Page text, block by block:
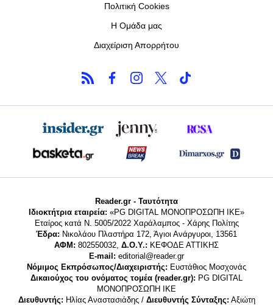
Πολιτική Cookies
Η Ομάδα μας
Διαχείριση Απορρήτου
Reader.gr - Ταυτότητα
Ιδιοκτήτρια εταιρεία: «PG DIGITAL MONΟΠΡΟΣΩΠΗ ΙΚΕ»
Εταίρος κατά Ν. 5005/2022 Χαράλαμπος - Χάρης Πολίτης
Έδρα: Νικολάου Πλαστήρα 172, Άγιοι Ανάργυροι, 13561
ΑΦΜ: 802550032, Δ.Ο.Υ.: ΚΕΦΟΔΕ ΑΤΤΙΚΗΣ
E-mail: editorial@reader.gr
Νόμιμος Εκπρόσωπος/Διαχειριστής: Ευστάθιος Μοσχονάς
Δικαιούχος του ονόματος τομέα (reader.gr): PG DIGITAL
MONΟΠΡΟΣΩΠΗ ΙΚΕ
Διευθυντής: Ηλίας Αναστασιάδης / Διευθυντής Σύνταξης: Αξιώτη